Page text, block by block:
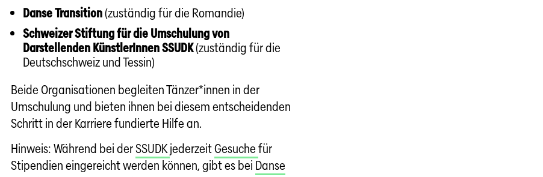
Danse Transition(zuständig für die Romandie)
Schweizer Stiftung für die Umschulung von
Darstellenden KünstlerInnen SSUDK(zuständig für die
Deutschschweiz und Tessin)
Beide Organisationen begleiten Tänzer*innen in der
Umschulung und bieten ihnen bei diesem entscheidenden
Schritt in der Karriere fundierte Hilfe an.
Hinweis: Während bei derSSUDKjederzeitGesuchefür
Stipendien eingereicht werden können, gibt es bei Danse